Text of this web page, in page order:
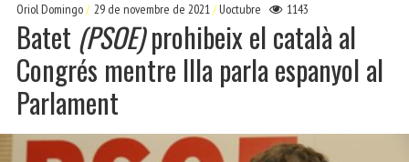
Oriol Domingo 29 de novembre de 2021 Uoctubre 1143
Batet (PSOE)prohibeix el català al
Congrés mentre Illa parla espanyol al
Parlament